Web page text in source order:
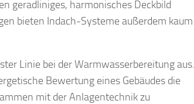
geradliniges, harmonisches Deckbild
bieten Indach-Systeme außerdem kaum
Linie bei der Warmwasserbereitung aus.
Bewertung eines Gebäudes die
mit der Anlagentechnik zu